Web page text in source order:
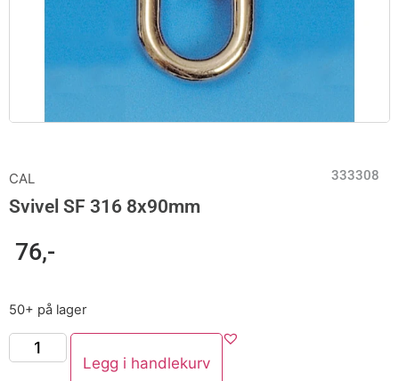
CAL 333308
Svivel SF 316 8x90mm
76,-
50+ på lager
Legg i handlekurv